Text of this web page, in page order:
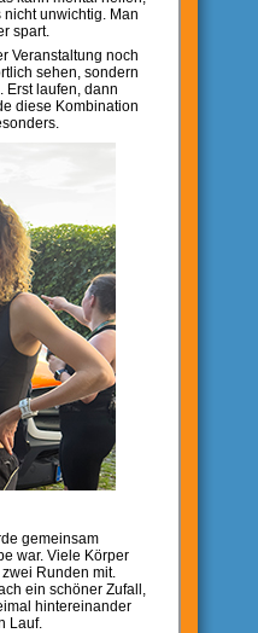
unwichtig. Man
spart.
Veranstaltung noch
sehen, sondern
Erst laufen, dann
diese Kombination
gemeinsam
war. Viele Körper
Runden mit.
ein schöner Zufall,
hintereinander
Lauf.